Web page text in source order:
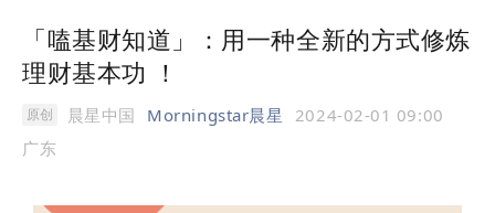
「嗑基财知道」：用一种全新的方式修炼
理财基本功 ！
原创 晨星中国 Morningstar晨星
2024-02-01 09:00
广东